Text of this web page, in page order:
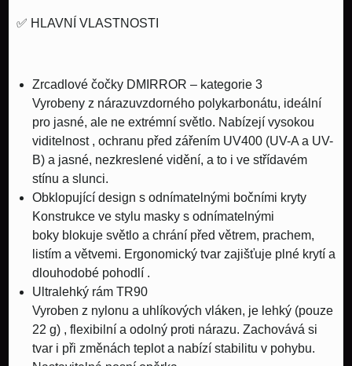
✅ HLAVNÍ VLASTNOSTI
Zrcadlové čočky DMIRROR – kategorie 3
Vyrobeny z nárazuvzdorného polykarbonátu, ideální
pro jasné, ale ne extrémní světlo. Nabízejí vysokou
viditelnost, ochranu před zářením UV400 (UV-A a UV-
B) a jasné, nezkreslené vidění, a to i ve střídavém
stínu a slunci.
Obklopující design s odnímatelnými bočními kryty
Konstrukce ve stylu masky s odnímatelnými
boky blokuje světlo a chrání před větrem, prachem,
listím a větvemi. Ergonomický tvar zajišťuje plné krytí a
dlouhodobé pohodlí .
Ultralehký rám TR90
Vyroben z nylonu a uhlíkových vláken, je lehký (pouze
22 g) , flexibilní a odolný proti nárazu. Zachovává si
tvar i při změnách teplot a nabízí stabilitu v pohybu.